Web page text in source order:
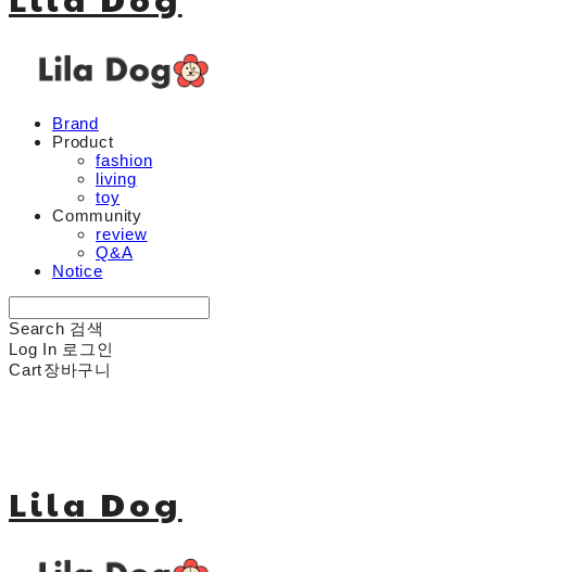
Brand
Product
fashion
living
toy
Community
review
Q&A
Notice
Search 검색
Log In 로그인
Cart장바구니
Lila Dog